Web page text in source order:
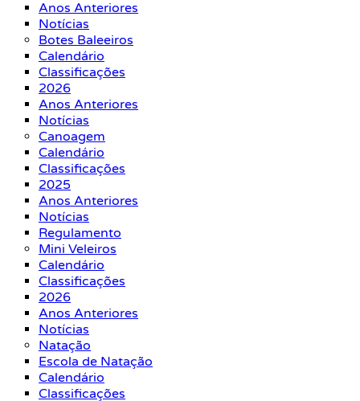
Anos Anteriores
Notícias
Botes Baleeiros
Calendário
Classificações
2026
Anos Anteriores
Notícias
Canoagem
Calendário
Classificações
2025
Anos Anteriores
Notícias
Regulamento
Mini Veleiros
Calendário
Classificações
2026
Anos Anteriores
Notícias
Natação
Escola de Natação
Calendário
Classificações